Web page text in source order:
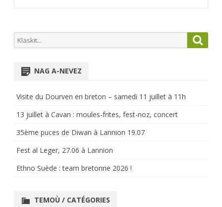
Search
for:
NAG A-NEVEZ
Visite du Dourven en breton – samedi 11 juillet à 11h
13 juillet à Cavan : moules-frites, fest-noz, concert
35ème puces de Diwan à Lannion 19.07
Fest al Leger, 27.06 à Lannion
Ethno Suède : team bretonne 2026 !
TEMOÙ / CATÉGORIES